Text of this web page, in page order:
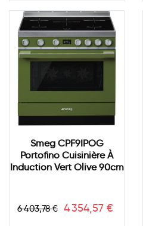
Smeg CPF9IPOG
Portofino Cuisinière À
Induction Vert Olive 90cm
Prix
6 403,78 € Prix
4 354,57 €